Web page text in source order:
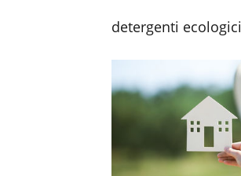
detergenti ecologici